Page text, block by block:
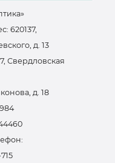
620137,
д. 13
Свердловская
д. 18